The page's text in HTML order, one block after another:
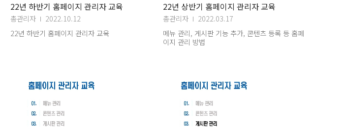
22년 하반기 홈페이지 관리자 교육
총관리자
2022.10.12
22년 하반기 홈페이지 관리자 교육
22년 상반기 홈페이지 관리자 교육
총관리자
2022.03.17
메뉴 관리, 게시판 기능 추가, 콘텐츠 등록 등 홈페
이지 관리 방법